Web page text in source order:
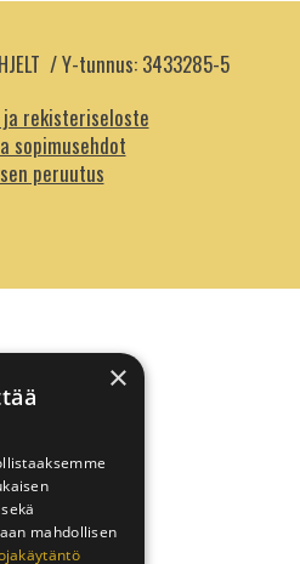
/ Y-tunnus: 3433285-5
rekisteriseloste
sopimusehdot
peruutus
×
mahdollisen